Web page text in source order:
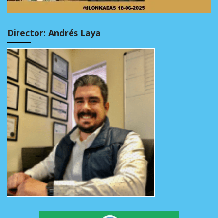
Director: Andrés Laya